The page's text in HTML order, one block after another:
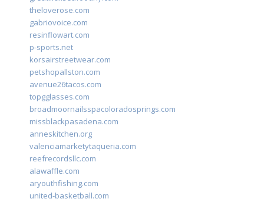
theloverose.com
gabriovoice.com
resinflowart.com
p-sports.net
korsairstreetwear.com
petshopallston.com
avenue26tacos.com
topgglasses.com
broadmoornailsspacoloradosprings.com
missblackpasadena.com
anneskitchen.org
valenciamarketytaqueria.com
reefrecordsllc.com
alawaffle.com
aryouthfishing.com
united-basketball.com